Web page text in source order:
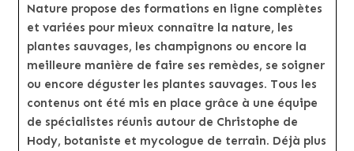
Nature propose des formations en ligne complètes
et variées pour mieux connaître la nature, les
plantes sauvages, les champignons ou encore la
meilleure manière de faire ses remèdes, se soigner
ou encore déguster les plantes sauvages. Tous les
contenus ont été mis en place grâce à une équipe
de spécialistes réunis autour de Christophe de
Hody, botaniste et mycologue de terrain. Déjà plus